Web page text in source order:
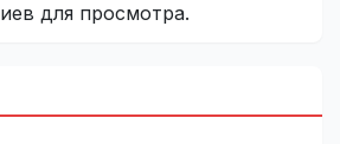
для просмотра.